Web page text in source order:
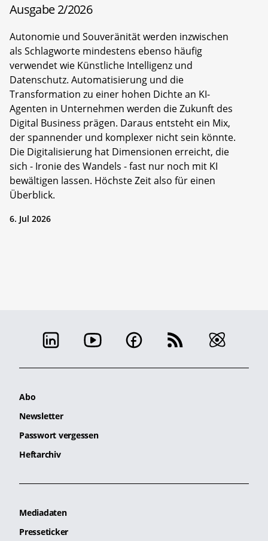
Ausgabe 2/2026
Autonomie und Souveränität werden inzwischen
als Schlagworte mindestens ebenso häufig
verwendet wie Künstliche Intelligenz und
Datenschutz. Automatisierung und die
Transformation zu einer hohen Dichte an KI-
Agenten in Unternehmen werden die Zukunft des
Digital Business prägen. Daraus entsteht ein Mix,
der spannender und komplexer nicht sein könnte.
Die Digitalisierung hat Dimensionen erreicht, die
sich - Ironie des Wandels - fast nur noch mit KI
bewältigen lassen. Höchste Zeit also für einen
Überblick.
6. Jul 2026
Abo
Newsletter
Passwort vergessen
Heftarchiv
Mediadaten
Presseticker